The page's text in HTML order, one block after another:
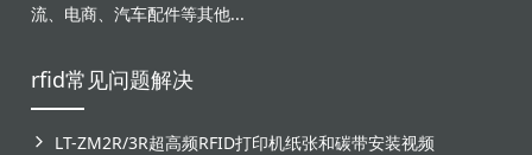
流、电商、汽车配件等其他...
rfid常见问题解决
LT-ZM2R/3R超高频RFID打印机纸张和碳带安装视频